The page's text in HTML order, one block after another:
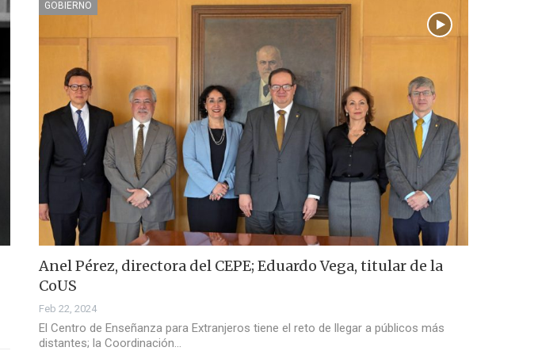
GOBIERNO
Anel Pérez, directora del CEPE; Eduardo Vega, titular de la
CoUS
Feb 22, 2024
El Centro de Enseñanza para Extranjeros tiene el reto de llegar a públicos más
distantes; la Coordinación…